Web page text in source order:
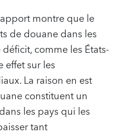
montre que le
de douane dans les
comme les États-
effet sur les
La raison en est
constituent un
les pays qui les
tant